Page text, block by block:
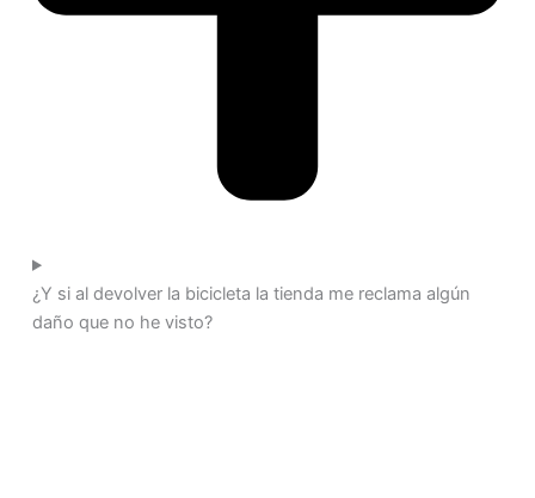
¿Y si al devolver la bicicleta la tienda me reclama algún
daño que no he visto?